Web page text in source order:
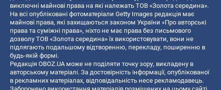
виключні майнові права на які належать ТОВ «Золота середина».
На всі опубліковані фотоматеріали Getty Images редакція має
майнові права, які захищаються законом України «Про авторські
права та суміжні права», ніхто не має права без письмового
дозволу ТОВ «Золота середина» їх використовувати, вони не
підлягають подальшому відтворенню, перекладу, поширенню в
будь-якій формі.
Редакція OBOZ.UA може не поділяти точку зору, викладену в
авторському матеріалі. За достовірність інформації, опублікованої
в рекламних матеріалах, відповідальність несе рекламодавець.